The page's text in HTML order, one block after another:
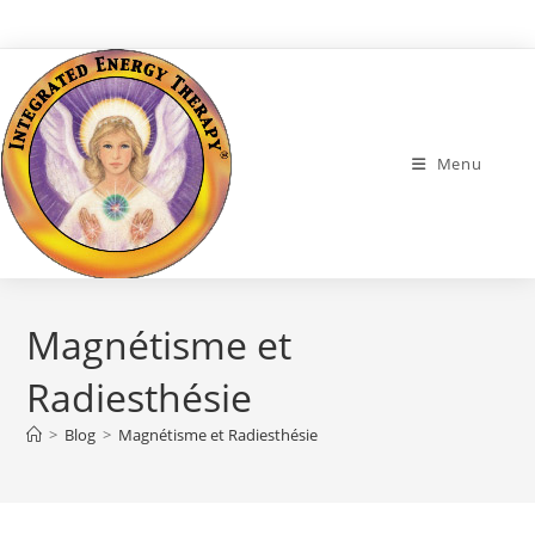
to
content
Menu
Magnétisme et
Radiesthésie
> Blog > Magnétisme et Radiesthésie